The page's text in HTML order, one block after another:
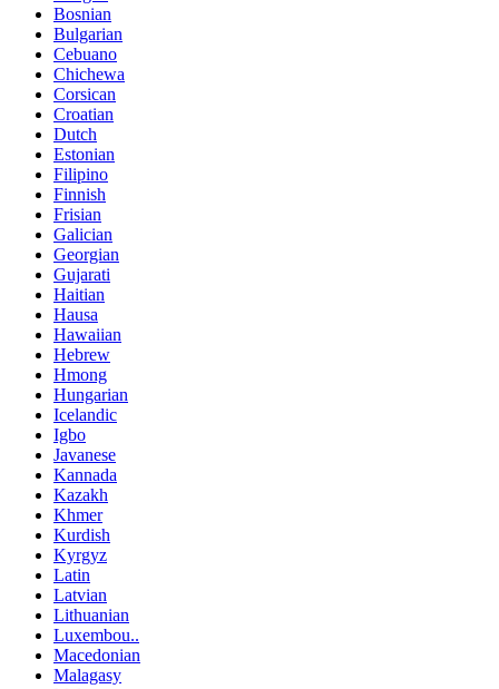
Bosnian
Bulgarian
Cebuano
Chichewa
Corsican
Croatian
Dutch
Estonian
Filipino
Finnish
Frisian
Galician
Georgian
Gujarati
Haitian
Hausa
Hawaiian
Hebrew
Hmong
Hungarian
Icelandic
Igbo
Javanese
Kannada
Kazakh
Khmer
Kurdish
Kyrgyz
Latin
Latvian
Lithuanian
Luxembou..
Macedonian
Malagasy